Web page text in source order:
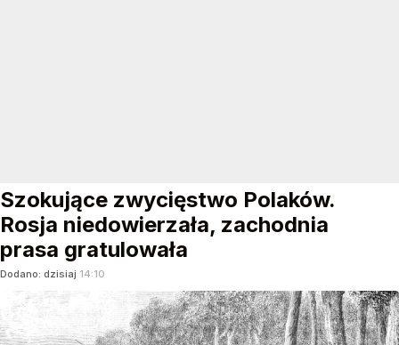
Szokujące zwycięstwo Polaków.
Rosja niedowierzała, zachodnia
prasa gratulowała
Dodano: dzisiaj 14:10